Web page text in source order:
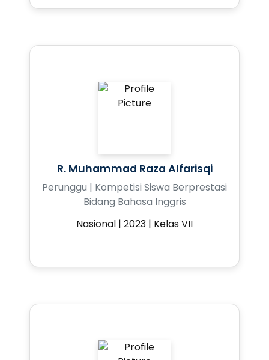
R. Muhammad Raza Alfarisqi
Perunggu | Kompetisi Siswa Berprestasi
Bidang Bahasa Inggris
Nasional | 2023 | Kelas VII